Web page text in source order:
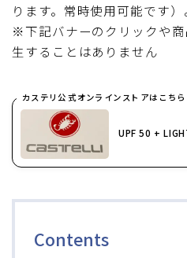
ブルベレポート2020
ブルベレポート2019
ブルベレポート2018
ブルベレポート2017
ブルべレポート2015
ります。常時使用可能です）
※下記バナーのクリックや
生することはありません
カステリ公式オンラインストアはこちら
UPF 50 +
Contents